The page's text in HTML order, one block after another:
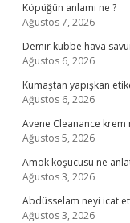
Köpüğün anlamı ne ?
Ağustos 7, 2026
Demir kubbe hava
Ağustos 6, 2026
Kumaştan yapışkan
Ağustos 6, 2026
Avene Cleanance krem
Ağustos 5, 2026
Amok koşucusu ne
Ağustos 3, 2026
Abdüsselam neyi icat
Ağustos 3, 2026